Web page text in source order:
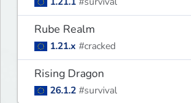
Rube Realm
1.21.x #cracked
Rising Dragon
26.1.2 #survival